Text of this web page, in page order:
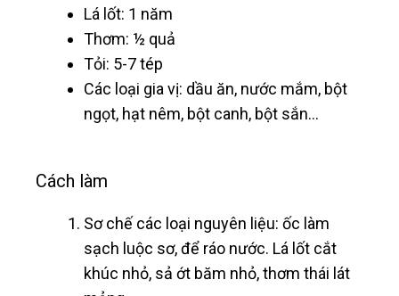
Lá lốt: 1 năm
Thơm: ½ quả
Tỏi: 5-7 tép
Các loại gia vị: dầu ăn, nước mắm, bột
ngọt, hạt nêm, bột canh, bột sắn…
Cách làm
Sơ chế các loại nguyên liệu: ốc làm
sạch luộc sơ, để ráo nước. Lá lốt cắt
khúc nhỏ, sả ớt băm nhỏ, thơm thái lát